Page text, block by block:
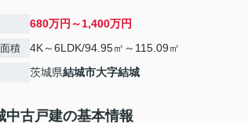
680万円～1,400万円
積 4K～6LDK/94.95㎡～115.09㎡
茨城県結城市大字結城
中古戸建の基本情報